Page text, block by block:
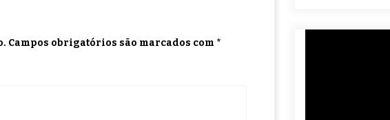
Campos obrigatórios são marcados com *